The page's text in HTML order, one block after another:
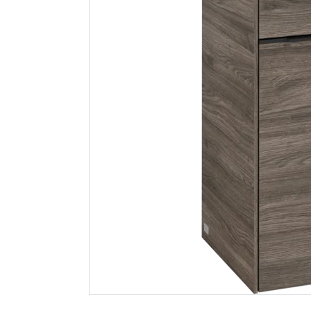
165mm for ventilator
Megaplan
20kg
95
Nettlager:
Klikk & Hent